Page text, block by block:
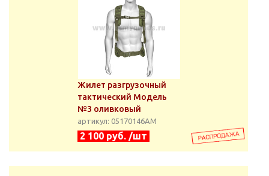
Жилет разгрузочный
тактический Модель
№3 оливковый
артикул: 05170146АМ
2 100 руб. /шт